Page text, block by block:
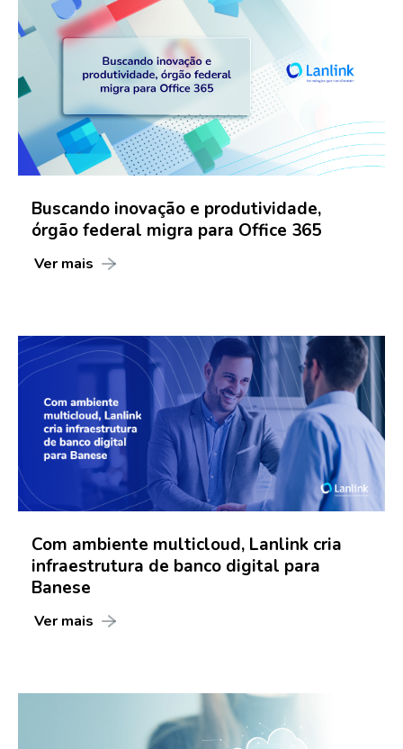
Buscando inovação e produtividade,
órgão federal migra para Office 365
Ver mais
Com ambiente multicloud, Lanlink cria
infraestrutura de banco digital para
Banese
Ver mais